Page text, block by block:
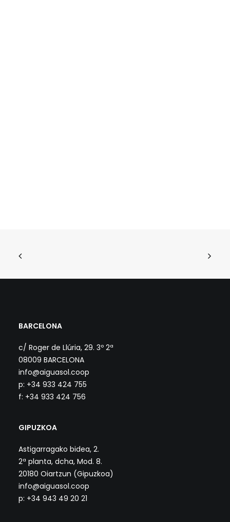
BARCELONA
c/ Roger de Llúria, 29. 3º 2ª
08009 BARCELONA
info@aiguasol.coop
p: +34 933 424 755
f: +34 933 424 756
GIPUZKOA
Astigarragako bidea, 2.
2ª planta, dcha, Mod. 8.
20180 Oiartzun (Gipuzkoa)
info@aiguasol.coop
p: +34 943 49 20 21